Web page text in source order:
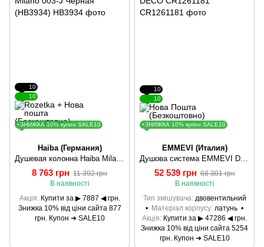
10
10
+ЗНИЖКА 10% купон SALE10
Haiba (Германия)
8 763 грн 11 392 грн
В наявності
Акція
Купити за ▶ 7887 ◀ грн.
Знижка 10% від ціни сайта 877
грн. Купон ➜ SALE10
10
10
+ЗНИЖКА 10% купон SALE10
EMMEVI (Италия)
52 539 грн 68 301 грн
В наявності
Тип змішувача двовентильний
Матеріал корпусу латунь
Акція
Купити за ▶ 47286 ◀ грн.
Знижка 10% від ціни сайта 5254
грн. Купон ➜ SALE10